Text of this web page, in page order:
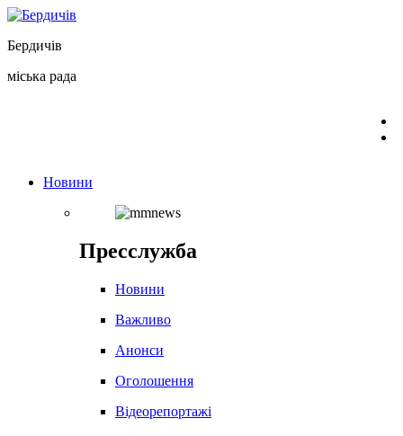
Перейти
вмісту
Бердичів
міська рада
Новини
Пресслужба
Новини
Важливо
Анонси
Оголошення
Відеорепортажі